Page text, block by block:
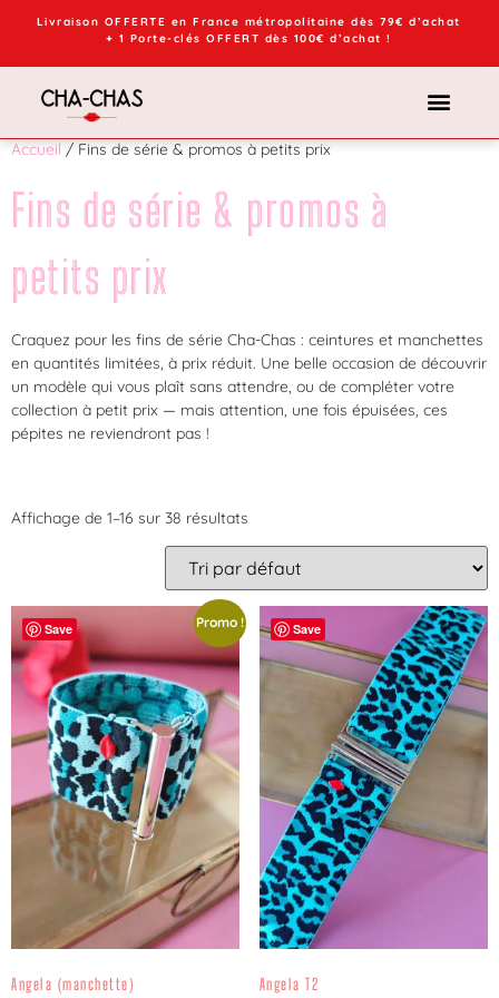
Livraison OFFERTE en France métropolitaine dès 79€ d’achat
+ 1 Porte-clés OFFERT dès 100€ d’achat !
Accueil / Fins de série & promos à petits prix
Fins de série & promos à
petits prix
Craquez pour les fins de série Cha-Chas : ceintures et manchettes
en quantités limitées, à prix réduit. Une belle occasion de découvrir
un modèle qui vous plaît sans attendre, ou de compléter votre
collection à petit prix — mais attention, une fois épuisées, ces
pépites ne reviendront pas !
Affichage de 1–16 sur 38 résultats
Save Promo !
Angela (manchette)
Save
Angela T2